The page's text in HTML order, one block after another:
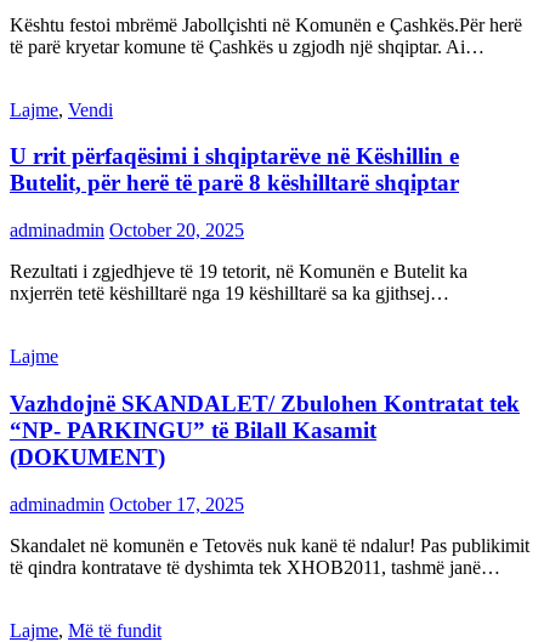
Kështu festoi mbrëmë Jabollçishti në Komunën e Çashkës.Për herë
të parë kryetar komune të Çashkës u zgjodh një shqiptar. Ai…
Lajme, Vendi
U rrit përfaqësimi i shqiptarëve në Këshillin e
Butelit, për herë të parë 8 këshilltarë shqiptar
adminadmin October 20, 2025
Rezultati i zgjedhjeve të 19 tetorit, në Komunën e Butelit ka
nxjerrën tetë këshilltarë nga 19 këshilltarë sa ka gjithsej…
Lajme
Vazhdojnë SKANDALET/ Zbulohen Kontratat tek
“NP- PARKINGU” të Bilall Kasamit
(DOKUMENT)
adminadmin October 17, 2025
Skandalet në komunën e Tetovës nuk kanë të ndalur! Pas publikimit
të qindra kontratave të dyshimta tek XHOB2011, tashmë janë…
Lajme, Më të fundit